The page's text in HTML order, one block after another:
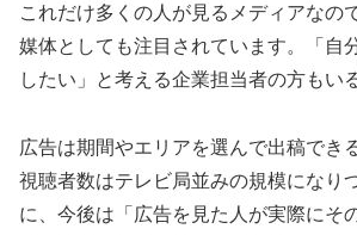
これだけ多くの人が見るメディアなの
媒体としても注目されています。「自
したい」と考える企業担当者の方もい
広告は期間やエリアを選んで出稿でき
視聴者数はテレビ局並みの規模になり
に、今後は「広告を見た人が実際にそ